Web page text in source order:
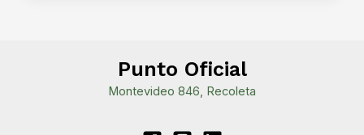
Punto Oficial
Montevideo 846, Recoleta